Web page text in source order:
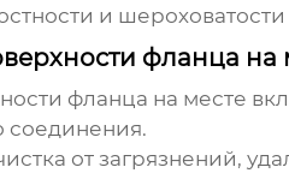
и шероховатости
фланца на
фланца на месте
соединения.
от загрязнений,